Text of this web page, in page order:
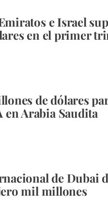
e Israel
en el primer
de dólares
en Arabia Saudita
de Dubai
mil millones